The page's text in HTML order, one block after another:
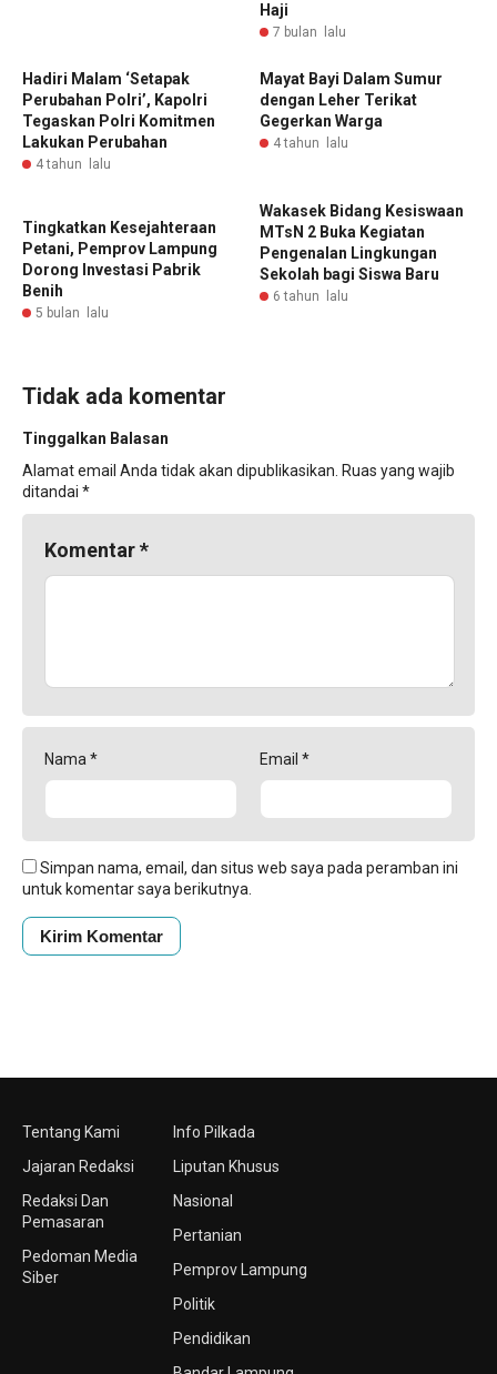
Haji ‎
7 bulan lalu
Hadiri Malam ‘Setapak
Perubahan Polri’, Kapolri
Tegaskan Polri Komitmen
Lakukan Perubahan
4 tahun lalu
Mayat Bayi Dalam Sumur
dengan Leher Terikat
Gegerkan Warga
4 tahun lalu
Tingkatkan Kesejahteraan
Petani, Pemprov Lampung
Dorong Investasi Pabrik
Benih
5 bulan lalu
Wakasek Bidang Kesiswaan
MTsN 2 Buka Kegiatan
Pengenalan Lingkungan
Sekolah bagi Siswa Baru
6 tahun lalu
Tidak ada komentar
Tinggalkan Balasan
Alamat email Anda tidak akan dipublikasikan. Ruas yang wajib
ditandai *
Komentar*
Nama * Email *
Simpan nama, email, dan situs web saya pada peramban ini
untuk komentar saya berikutnya.
Tentang Kami
Jajaran Redaksi
Redaksi Dan
Pemasaran
Pedoman Media
Siber
Info Pilkada
Liputan Khusus
Nasional
Pertanian
Pemprov Lampung
Politik
Pendidikan